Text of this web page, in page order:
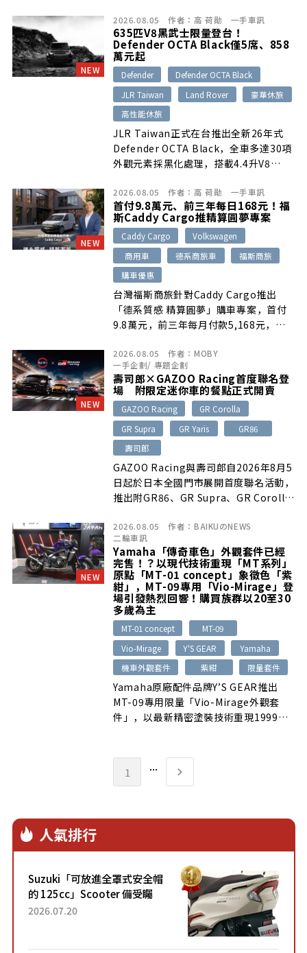
NEW
2026.08.05 作者： 高 荷勛 一手車訊
635匹V8黑武士限量登台！
Defender OCTA Black僅5席、858
萬元起
Defender
Defender OCTA Black
JLR Taiwan
Land Rover
豪華休旅
高性能休旅
JLR Taiwan正式在台推出全新26年式
Defender OCTA Black，全車多達30項
外觀元素採黑化處理，搭載4.4升V8
大馬力，0～100km/h加速僅需4秒。台
灣限量導入5席，建議售價858萬元起。
NEW
2026.08.05 作者： 高 荷勛 一手車訊
首付9.8萬元、前三年每日168元！福
斯Caddy Cargo推精算圓夢專案
Caddy Cargo
Volkswagen
商用車
德系商旅車
福斯商旅
購車優惠
台灣福斯商旅針對Caddy Cargo推出
「德系質感 精算圓夢」購車專案，首付
9.8萬元，前三年每月付款5,168元，換
及六年期滿保證買回方案。8月底前完成
購車與交車者，還可申請價值2萬元以上
的廣告行銷資源。
NEW
2026.08.05 作者： MOBY
一手企劃/ 專題企劃
壽司郎×GAZOO Racing首度聯名登
場 附限定迷你車的餐點正式開賣
GAZOO Racing
GR Corolla
GR Supra
GR Yaris
GR86
壽司郎
GAZOO Racing與壽司郎自2026年8月5
日起於日本全國門市展開首度聯名活動，
推出附GR86、GR Supra、GR Corolla
合」及「天然黑鮪魚7貫拼盤」。活動並
結合新宿西口店特別裝潢、數位點餐限定
模式、X社群抽獎及富士國際賽車場親子
體驗活動，活動期間至8月30日止。
NEW
2026.08.05 作者： BAIKUのNEWS
二輪車訊
Yamaha「傳奇車色」外觀套件已經
完售！？以現代技術重現「MT系列」
原點「MT-01 concept」象徵色「紫
紺」，MT-09專用「Vio-Mirage」登
場引發熱烈回響！購買族群以20至30
多歲為主
MT-01 concept
MT-09
Vio-Mirage
Y'S GEAR
Yamaha
機車外觀套件
紫紺 限量套件
Yamaha原廠配件品牌Y’S GEAR推出
MT-09專用限量「Vio-Mirage外觀套
件」，以最新精密塗裝技術重現1999年
合新台幣3萬元，預計2026年10月上
市；經銷商表示發表後迅速售罄，購買族
1 ...
人氣排行
Suzuki「可放進全罩式安全帽
的 125cc」Scooter 備受矚
目！採用全新流線設計與各項
2026.07.20